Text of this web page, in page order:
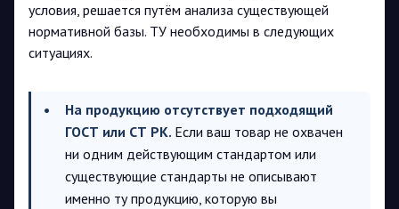
условия, решается путём анализа существующей
нормативной базы. ТУ необходимы в следующих
ситуациях.
На продукцию отсутствует подходящий
ГОСТ или СТ РК. Если ваш товар не охвачен
ни одним действующим стандартом или
существующие стандарты не описывают
именно ту продукцию, которую вы